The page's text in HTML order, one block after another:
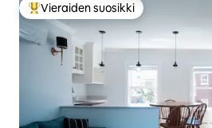
Vieraiden suosikkien parhaimmistoa
Vieraiden suosikki